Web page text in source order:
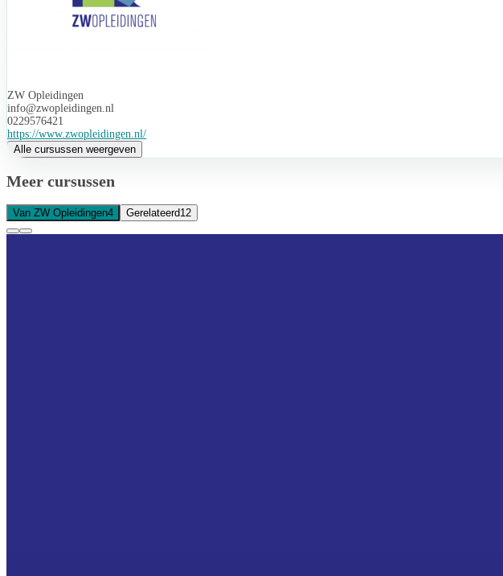
ZW Opleidingen
info@zwopleidingen.nl
0229576421
https://www.zwopleidingen.nl/
Alle cursussen weergeven
Meer cursussen
Van ZW Opleidingen4 Gerelateerd12